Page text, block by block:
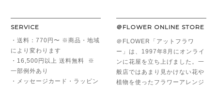
SERVICE
・送料：770円〜 ※商品・地域
により変わります
・16,500円以上 送料無料 ※
一部例外あり
・メッセージカード・ラッピン
＠FLOWER ONLINE STORE
＠FLOWER「アットフラワ
ー」は、1997年8月にオンライ
ンに花屋を立ち上げました。一
般店ではあまり見かけない花や
植物を使ったフラワーアレンジ